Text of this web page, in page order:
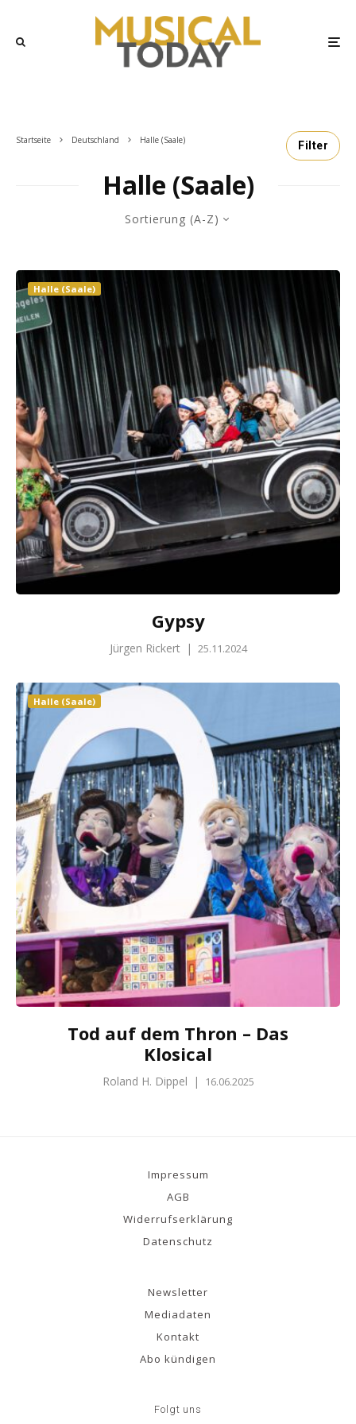
Startseite Deutschland Halle (Saale) Filter
Halle (Saale)
Sortierung (A-Z)
Halle (Saale)
Gypsy
Jürgen Rickert | 25.11.2024
Halle (Saale)
Tod auf dem Thron – Das
Klosical
Roland H. Dippel | 16.06.2025
Impressum
AGB
Widerrufserklärung
Datenschutz
Newsletter
Mediadaten
Kontakt
Abo kündigen
Folgt uns